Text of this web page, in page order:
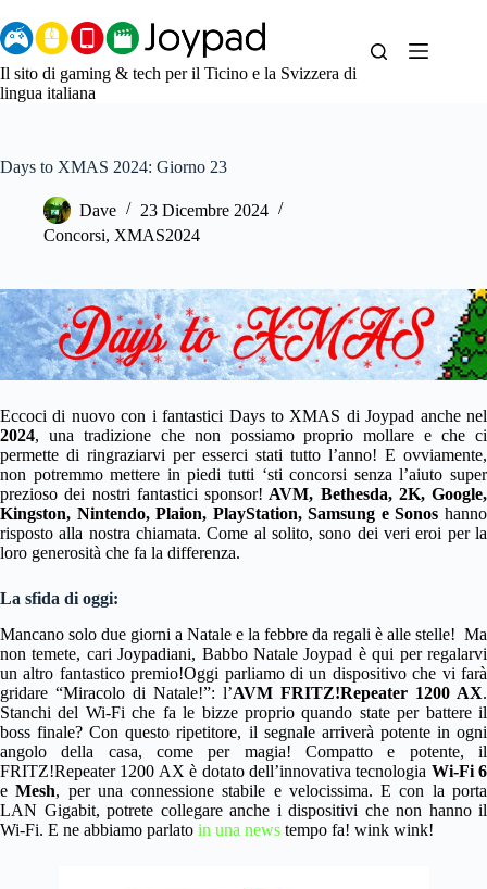
al
contenuto
Il sito di gaming & tech per il Ticino e la Svizzera di
lingua italiana
Days to XMAS 2024: Giorno 23
Dave
23 Dicembre 2024
Concorsi, XMAS2024
Eccoci di nuovo con i fantastici Days to XMAS di Joypad anche nel
2024, una tradizione che non possiamo proprio mollare e che ci
permette di ringraziarvi per esserci stati tutto l’anno! E ovviamente,
non potremmo mettere in piedi tutti ‘sti concorsi senza l’aiuto super
prezioso dei nostri fantastici sponsor! AVM, Bethesda, 2K, Google,
Kingston, Nintendo, Plaion, PlayStation, Samsung e Sonos hanno
risposto alla nostra chiamata. Come al solito, sono dei veri eroi per la
loro generosità che fa la differenza.
La sfida di oggi:
Mancano solo due giorni a Natale e la febbre da regali è alle stelle! Ma
non temete, cari Joypadiani, Babbo Natale Joypad è qui per regalarvi
un altro fantastico premio!Oggi parliamo di un dispositivo che vi farà
gridare “Miracolo di Natale!”: l’AVM FRITZ!Repeater 1200 AX.
Stanchi del Wi-Fi che fa le bizze proprio quando state per battere il
boss finale? Con questo ripetitore, il segnale arriverà potente in ogni
angolo della casa, come per magia! Compatto e potente, il
FRITZ!Repeater 1200 AX è dotato dell’innovativa tecnologia Wi-Fi 6
eMesh, per una connessione stabile e velocissima. E con la porta
LAN Gigabit, potrete collegare anche i dispositivi che non hanno il
Wi-Fi. E ne abbiamo parlato in una news tempo fa! wink wink!